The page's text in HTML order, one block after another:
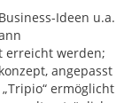
Ideen u.a.
erreicht werden;
angepasst
ermöglicht